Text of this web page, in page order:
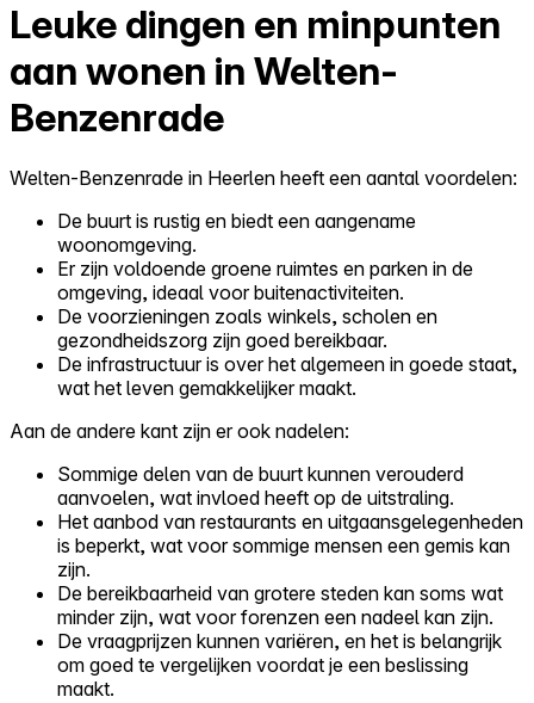
Leuke dingen en minpunten
aan wonen in Welten-
Benzenrade
Welten-Benzenrade in Heerlen heeft een aantal voordelen:
De buurt is rustig en biedt een aangename
woonomgeving.
Er zijn voldoende groene ruimtes en parken in de
omgeving, ideaal voor buitenactiviteiten.
De voorzieningen zoals winkels, scholen en
gezondheidszorg zijn goed bereikbaar.
De infrastructuur is over het algemeen in goede staat,
wat het leven gemakkelijker maakt.
Aan de andere kant zijn er ook nadelen:
Sommige delen van de buurt kunnen verouderd
aanvoelen, wat invloed heeft op de uitstraling.
Het aanbod van restaurants en uitgaansgelegenheden
is beperkt, wat voor sommige mensen een gemis kan
zijn.
De bereikbaarheid van grotere steden kan soms wat
minder zijn, wat voor forenzen een nadeel kan zijn.
De vraagprijzen kunnen variëren, en het is belangrijk
om goed te vergelijken voordat je een beslissing
maakt.